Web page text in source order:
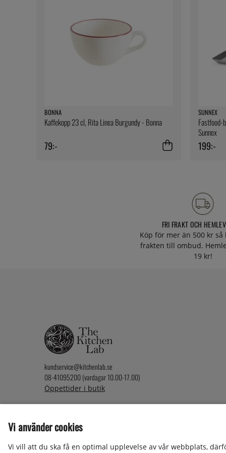
BONNA
Kaffekopp 23 cl, Rita Linea Burgundy - Bonna
79:-
SUNNEX
Sunnex
199:-
FRI FRAKT OCH
Köp för mer än 500 kr
frakten till ombud.
19 kr!
kundservice@kitchenlab.se
08-41095200 (vardagar 10.00-17.00)
Öppettider i butik
2026 KitchenLab AB
Vi använder cookies
Vi vill att du ska få en optimal upplevelse av vår webbplats,